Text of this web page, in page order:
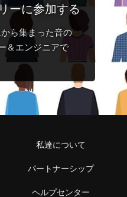
ーに参加する
ら集まった音の
＆エンジニアで
私達について
パートナーシップ
ヘルプセンター